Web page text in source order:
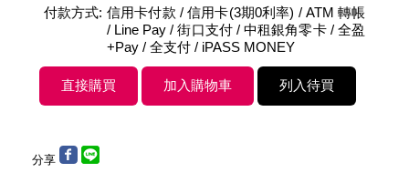
付款方式: 信用卡付款 / 信用卡(3期0利率) / ATM 轉帳
/ Line Pay / 街口支付 / 中租銀角零卡 / 全盈
+Pay / 全支付 / iPASS MONEY
分享